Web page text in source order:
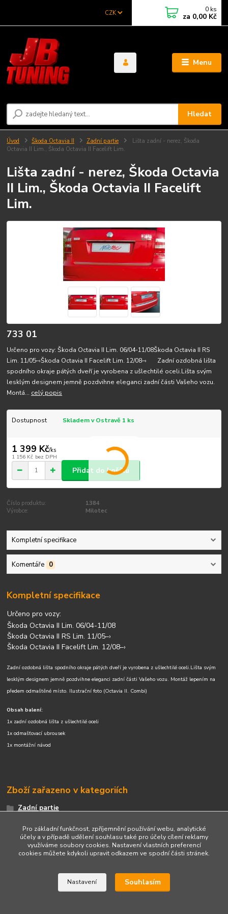
Menu
CZK
Hledat
0 ks
za 0,00 Kč
Úvod Škoda Octavia II Zadní partie
Lišta zadní - nerez, Škoda
Octavia II Lim., Škoda Octavia II Facelift Lim.
Lišta zadní - nerez, Škoda Octavia
II Lim., Škoda Octavia II Facelift
Lim.
733 01
Určeno pro vozy: Škoda Octavia II Lim. 06/04-11/08Škoda Octavia II RS
Lim. 11/05–›Škoda Octavia II Facelift Lim. 12/08–› Zadní ozdobná lišta
spodního okraje pátých dveří je vyrobena z ušlechtilé oceli.Lišta svým
lesklým designem jemně pozdvihne eleganci zadní části Vašeho vozu.
Montá... celý popis
Dostupnost Skladem v Ostravě 1 ks
1 399 Kč/ks
1 156 Kč bez DPH
Přidat do košíku
Číslo produktu:
1384
Výrobce:
Milotec
Kompletní specifikace
Komentáře 0
Kompletní specifikace
Určeno pro vozy:
Škoda Octavia II Lim. 06/04-11/08
Škoda Octavia II RS Lim. 11/05–›
Škoda Octavia II Facelift Lim. 12/08–›
Zadní ozdobná lišta spodního okraje pátých dveří je vyrobena z ušlechtilé oceli.Lišta svým
lesklým designem jemně pozdvihne eleganci zadní části Vašeho vozu. Montáž lepením na
předem odmaštěné místo. Ilustrační foto (Octavia II. Combi)
Obsah balení:
1x zadní ozdobná lišta z ušlechtilé oceli
1x odmašťovací ubrousek
1x montážní návod
Zboží zařazeno v kategoriích
Zadní partie
Zadní partie
Upravit sběr cookies.
Pro základní funkčnost, zpříjemnění používání webu, analytické
účely a v případě udělení souhlasu také pro účely cílení reklamy
využíváme soubory cookies. Nastavení vlastních preferencí
cookies můžete kdykoli upravit odkazem ve spodní části stránek.
Nastavení Souhlasím